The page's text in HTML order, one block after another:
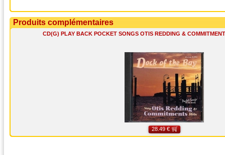
Produits complémentaires
CD(G) PLAY BACK POCKET SONGS OTIS REDDING &
28.49 €